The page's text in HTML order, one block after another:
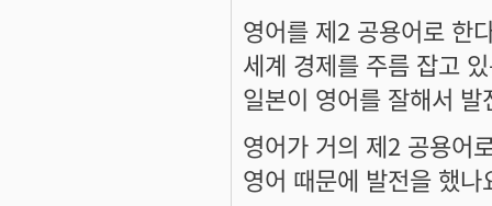
영어를 제2 공용어로 한
세계 경제를 주름 잡고
일본이 영어를 잘해서 발
영어가 거의 제2 공용어
영어 때문에 발전을 했나